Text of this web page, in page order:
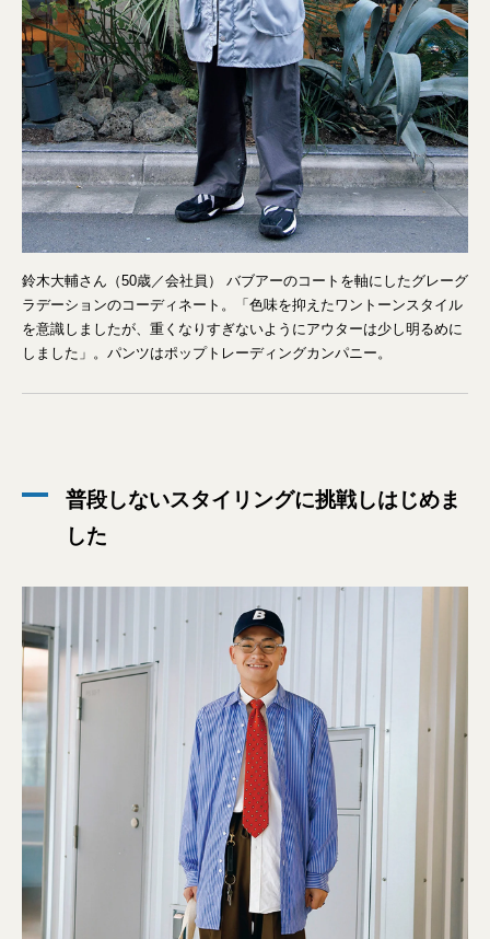
鈴木大輔さん（50歳／会社員） バブアーのコートを軸にしたグレーグ
ラデーションのコーディネート。「色味を抑えたワントーンスタイル
を意識しましたが、重くなりすぎないようにアウターは少し明るめに
しました」。パンツはポップトレーディングカンパニー。
普段しないスタイリングに挑戦しはじめま
した